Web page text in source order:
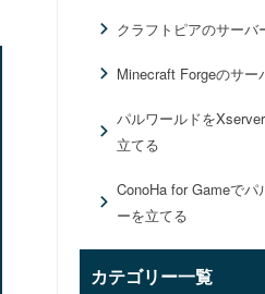
クラフトピアのサーバ
Minecraft Forgeのサー
パルワールドを
立てる
ConoHa for Gameで
ーを立てる
カテゴリー一覧